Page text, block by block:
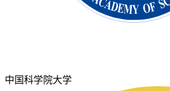
中国科学院大学